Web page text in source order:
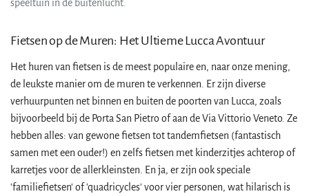
speeltuin in de buitenlucht.
Fietsen op de Muren: Het Ultieme Lucca Avontuur
Het huren van fietsen is de meest populaire en, naar onze mening,
de leukste manier om de muren te verkennen. Er zijn diverse
verhuurpunten net binnen en buiten de poorten van Lucca, zoals
bijvoorbeeld bij de Porta San Pietro of aan de Via Vittorio Veneto. Ze
hebben alles: van gewone fietsen tot tandemfietsen (fantastisch
samen met een ouder!) en zelfs fietsen met kinderzitjes achterop of
karretjes voor de allerkleinsten. En ja, er zijn ook speciale
'familiefietsen' of 'quadricycles' voor vier personen, wat hilarisch is